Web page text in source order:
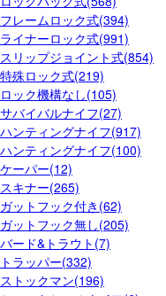
フレームロック式(394)
ライナーロック式(991)
スリップジョイント式(854)
特殊ロック式(219)
ロック機構なし(105)
サバイバルナイフ(27)
ハンティングナイフ(917)
ハンティングナイフ(100)
ケーパー(12)
スキナー(265)
ガットフック付き(62)
ガットフック無し(205)
バード&トラウト(7)
トラッパー(332)
ストックマン(196)